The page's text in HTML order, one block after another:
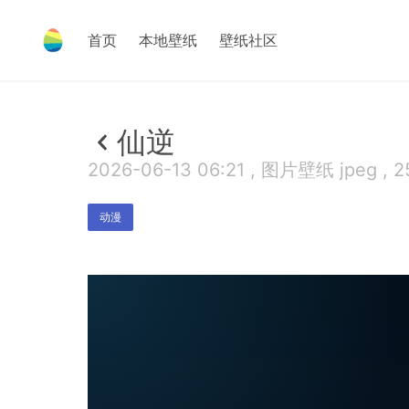
首页 本地壁纸 壁纸社区
仙逆
2026-06-13 06:21 , 图片壁纸 jpeg ,
动漫